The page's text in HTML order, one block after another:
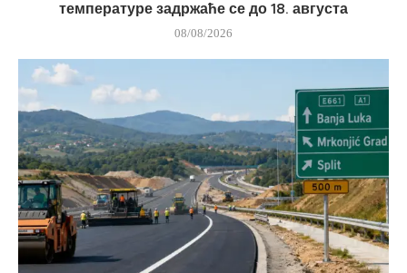
температуре задржаће се до 18. августа
08/08/2026